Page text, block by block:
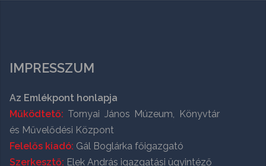
IMPRESSZUM
Az Emlékpont honlapja
Működtető: Tornyai János Múzeum, Könyvtár
és Művelődési Központ
Felelős kiadó: Gál Boglárka főigazgató
Szerkesztő: Elek András igazgatási ügyintéző